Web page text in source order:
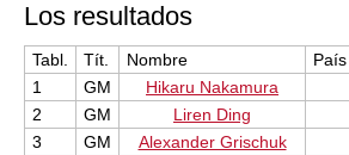
Los resultados
Tabl. Tít. Nombre País
1
GM Hikaru Nakamura
2
GM Liren Ding
3
GM Alexander Grischuk